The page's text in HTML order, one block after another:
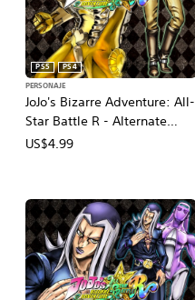
JoJo's Bizarre Adventure: All-
Star Battle R - Alternate
World Diego DLC
PS5
PS4
PERSONAJE
US$4.99